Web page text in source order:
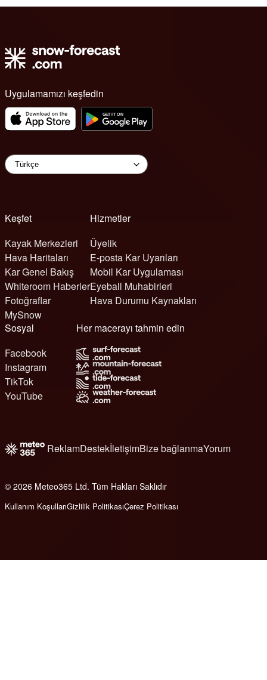
Uygulamamızı keşfedin
Keşfet
Kayak Merkezleri
Hava Haritaları
Kar Genel Bakış
Whiteroom Haberler
Fotoğraflar
MySnow
Hizmetler
Üyelik
E-posta Kar Uyarıları
Mobil Kar Uygulaması
Eyeball Muhabirleri
Hava Durumu Kaynakları
Sosyal
Facebook
Instagram
TikTok
YouTube
Her macerayı tahmin edin
ReklamDestekİletişimBize bağlanmaYorum
© 2026 Meteo365 Ltd. Tüm Hakları Saklıdır
Kullanım KoşullarıGizlilik PolitikasıÇerez Politikası